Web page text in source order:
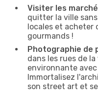
Visiter les
quitter la ville
locales et acheter
gourmands !
Photographie de
dans les rues de
environnante
Immortalisez
son street art et